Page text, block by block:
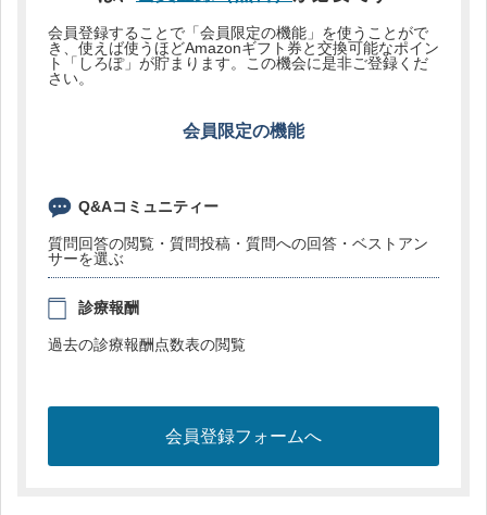
会員登録することで「会員限定の機能」を使うことがで
き、使えば使うほどAmazonギフト券と交換可能なポイン
ト「しろぽ」が貯まります。この機会に是非ご登録くだ
さい。
会員限定の機能
Q&Aコミュニティー
質問回答の閲覧・質問投稿・質問への回答・ベストアン
サーを選ぶ
診療報酬
過去の診療報酬点数表の閲覧
会員登録フォームへ